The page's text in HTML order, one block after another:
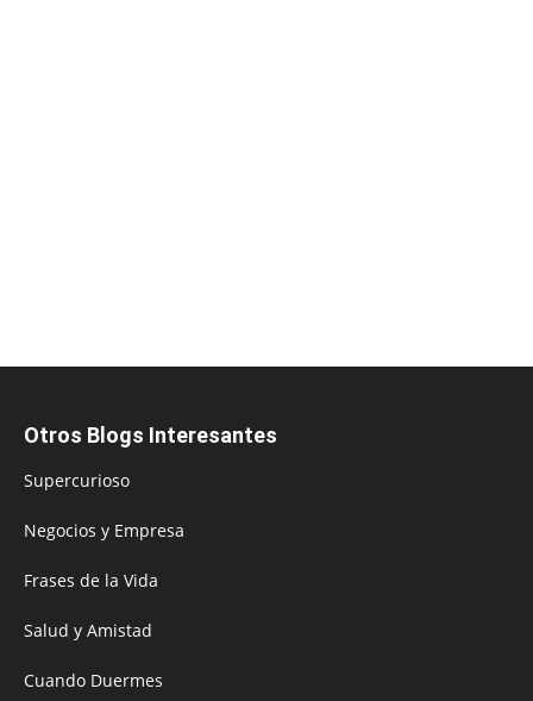
Otros Blogs Interesantes
Supercurioso
Negocios y Empresa
Frases de la Vida
Salud y Amistad
Cuando Duermes